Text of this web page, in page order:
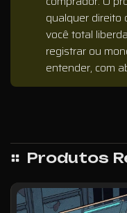
qualquer
você total
registrar ou
entender, com
Produtos